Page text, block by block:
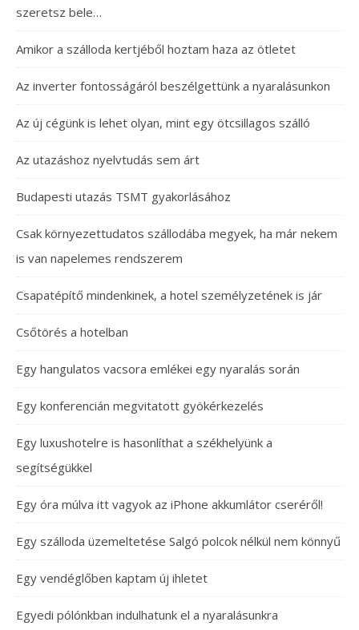
szeretsz bele…
Amikor a szálloda kertjéből hoztam haza az ötletet
Az inverter fontosságáról beszélgettünk a nyaralásunkon
Az új cégünk is lehet olyan, mint egy ötcsillagos szálló
Az utazáshoz nyelvtudás sem árt
Budapesti utazás TSMT gyakorlásához
Csak környezettudatos szállodába megyek, ha már nekem
is van napelemes rendszerem
Csapatépítő mindenkinek, a hotel személyzetének is jár
Csőtörés a hotelban
Egy hangulatos vacsora emlékei egy nyaralás során
Egy konferencián megvitatott gyökérkezelés
Egy luxushotelre is hasonlíthat a székhelyünk a
segítségükkel
Egy óra múlva itt vagyok az iPhone akkumlátor cseréről!
Egy szálloda üzemeltetése Salgó polcok nélkül nem könnyű
Egy vendéglőben kaptam új ihletet
Egyedi pólónkban indulhatunk el a nyaralásunkra